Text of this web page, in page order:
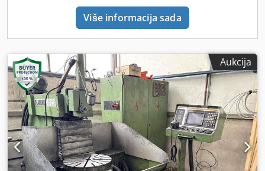
Više informacija sada
Aukcija